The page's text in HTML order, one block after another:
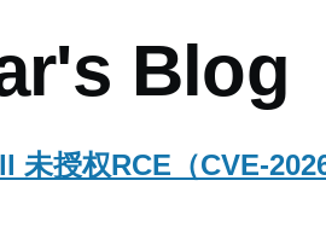
Blog
授权RCE（CVE-